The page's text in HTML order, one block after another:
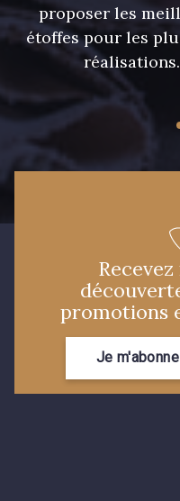
5968 - Vert bouteille
7113 - Bleu Riviera
3886 - Rouge Cerise
proposer les
étoffes pour les
réalisations.
promotions
Je